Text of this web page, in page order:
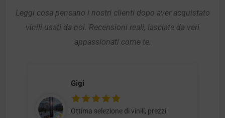
Leggi cosa pensano i nostri clienti dopo aver acquistato
vinili usati da noi. Recensioni reali, lasciate da veri
appassionati come te.
Gigi
Ottima selezione di vinili, prezzi